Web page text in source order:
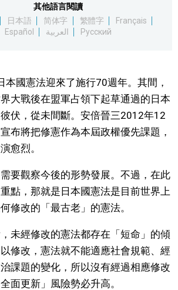
其他語言閱讀
日本語 简体字 繁體字
Français
Español
العربية Русский
國憲法迎來了施行70週年。其間，
大戰後在盟軍占領下起草通過的日本
伏，從未間斷。安倍晉三2012年12
布將把修憲作為本屆政權優先課題，
愈烈。
要觀察今後的形勢發展。不過，在此
點，那就是日本國憲法是目前世界上
修改的「最古老」的憲法。
未經修改的憲法都存在「短命」的傾
修改，憲法就不能適應社會規範、經
課題的變化，所以沒有經過相應修改
面更新」風險勢必升高。